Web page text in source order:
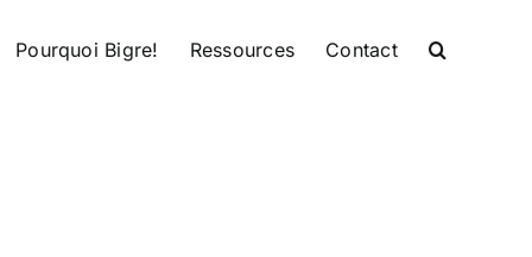
Pourquoi Bigre! Ressources Contact